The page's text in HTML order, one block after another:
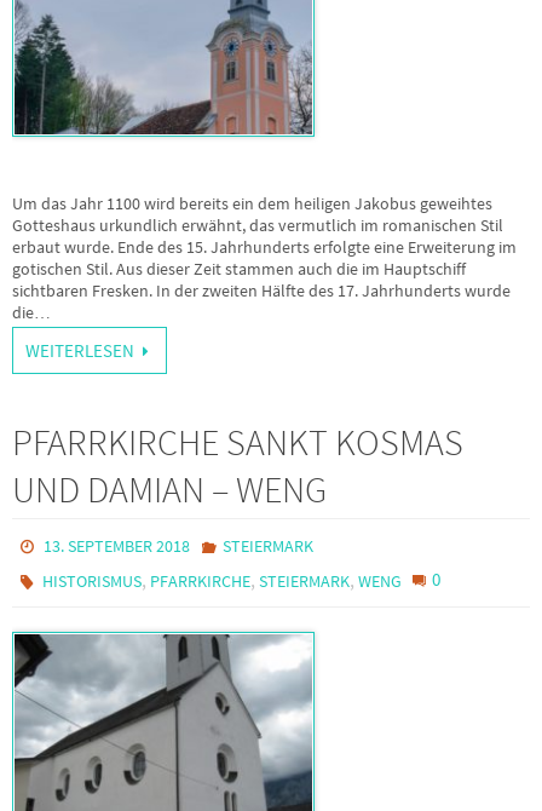
Um das Jahr 1100 wird bereits ein dem heiligen Jakobus geweihtes
Gotteshaus urkundlich erwähnt, das vermutlich im romanischen Stil
erbaut wurde. Ende des 15. Jahrhunderts erfolgte eine Erweiterung im
gotischen Stil. Aus dieser Zeit stammen auch die im Hauptschiff
sichtbaren Fresken. In der zweiten Hälfte des 17. Jahrhunderts wurde
die…
WEITERLESEN
PFARRKIRCHE SANKT KOSMAS
UND DAMIAN – WENG
13. SEPTEMBER 2018
STEIERMARK
HISTORISMUS, PFARRKIRCHE,STEIERMARK,WENG 0